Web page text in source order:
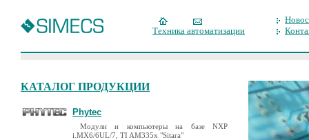
Техника автоматизации
КАТАЛОГ ПРОДУКЦИИ
Phytec
Модули и компьютеры на базе NXP
i.MX6/6UL/7, TI AM335x "Sitara"